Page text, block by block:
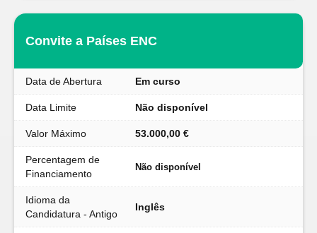
Convite a Países ENC
Data de Abertura Em curso
Data Limite Não disponível
Valor Máximo 53.000,00 €
Percentagem de
Financiamento
Não disponível
Idioma da
Candidatura - Antigo
Inglês